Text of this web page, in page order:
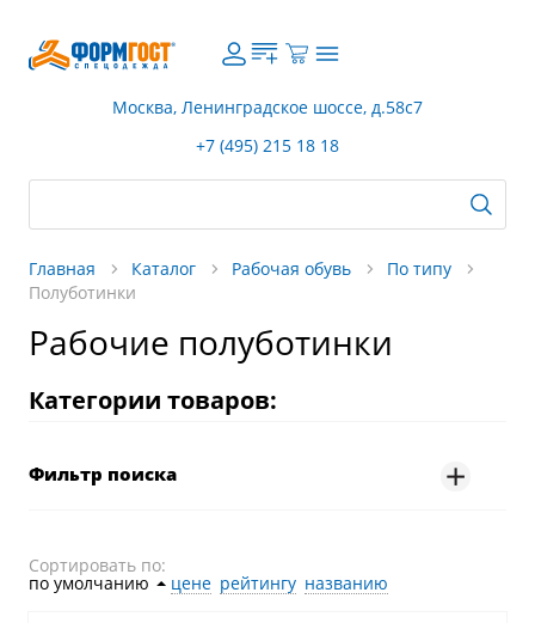
Москва, Ленинградское шоссе, д.58с7
+7 (495) 215 18 18
Главная Каталог Рабочая обувь
По типу
Полуботинки
Рабочие полуботинки
Категории товаров:
Фильтр поиска
Сортировать по:
по умолчанию ˄ цене рейтингу названию